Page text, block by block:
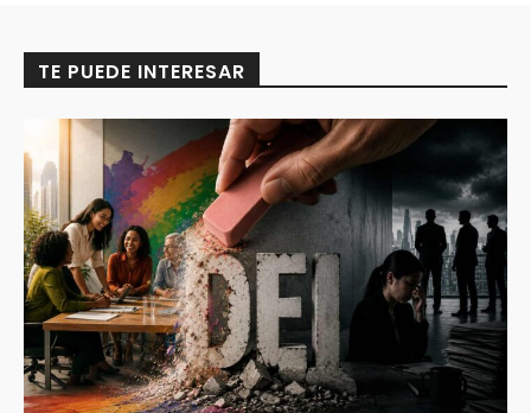
TE PUEDE INTERESAR